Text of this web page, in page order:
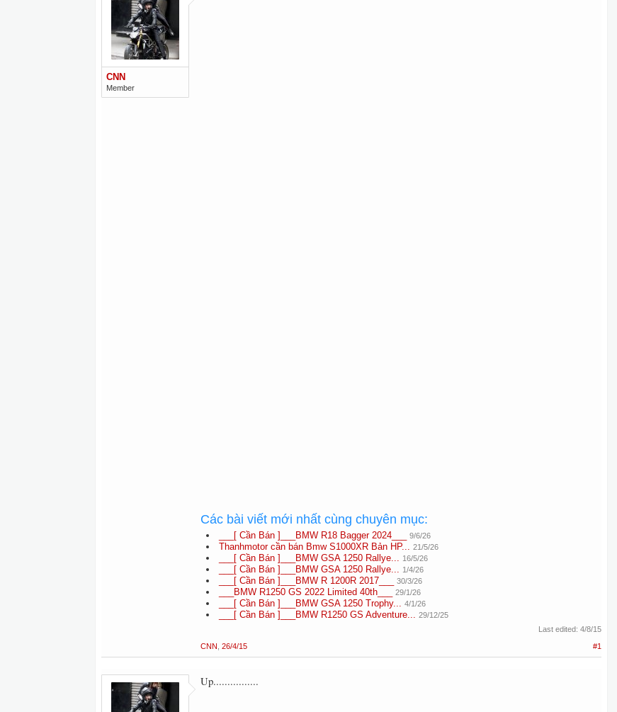
CNN
Member
Các bài viết mới nhất cùng chuyên mục:
___[ Cần Bán ]___BMW R18 Bagger 2024___ 9/6/26
Thanhmotor cần bán Bmw S1000XR Bản HP... 21/5/26
___[ Cần Bán ]___BMW GSA 1250 Rallye... 16/5/26
___[ Cần Bán ]___BMW GSA 1250 Rallye... 1/4/26
___[ Cần Bán ]___BMW R 1200R 2017___ 30/3/26
___BMW R1250 GS 2022 Limited 40th___ 29/1/26
___[ Cần Bán ]___BMW GSA 1250 Trophy... 4/1/26
___[ Cần Bán ]___BMW R1250 GS Adventure... 29/12/25
Last edited: 4/8/15
CNN 26/4/15 #1
Up................